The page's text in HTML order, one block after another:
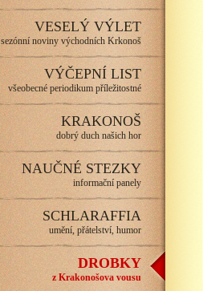
VESELÝ VÝLET
sezónní noviny východních Krkonoš
VÝČEPNÍ LIST
všeobecné periodikum příležitostné
KRAKONOŠ
dobrý duch našich hor
NAUČNÉ STEZKY
informační panely
SCHLARAFFIA
umění, přátelství, humor
DROBKY
z Krakonošova vousu